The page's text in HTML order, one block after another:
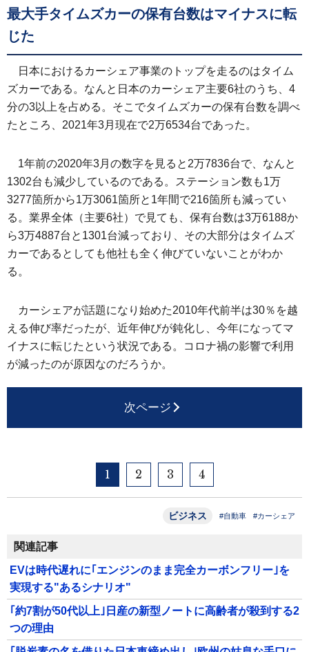
最大手タイムズカーの保有台数はマイナスに転
じた
日本におけるカーシェア事業のトップを走るのはタイム
ズカーである。なんと日本のカーシェア主要6社のうち、4
分の3以上を占める。そこでタイムズカーの保有台数を調べ
たところ、2021年3月現在で2万6534台であった。
1年前の2020年3月の数字を見ると2万7836台で、なんと
1302台も減少しているのである。ステーション数も1万
3277箇所から1万3061箇所と1年間で216箇所も減ってい
る。業界全体（主要6社）で見ても、保有台数は3万6188か
ら3万4887台と1301台減っており、その大部分はタイムズ
カーであるとしても他社も全く伸びていないことがわか
る。
カーシェアが話題になり始めた2010年代前半は30％を越
える伸び率だったが、近年伸びが鈍化し、今年になってマ
イナスに転じたという状況である。コロナ禍の影響で利用
が減ったのが原因なのだろうか。
次ページ
1 2 3 4
ビジネス #自動車 #カーシェア
関連記事
EVは時代遅れに｢エンジンのまま完全カーボンフリー｣を
実現する"あるシナリオ"
｢約7割が50代以上｣日産の新型ノートに高齢者が殺到する2
つの理由